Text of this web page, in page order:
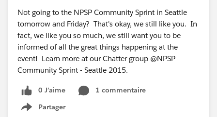
Not going to the NPSP Community Sprint in Seattle
tomorrow and Friday? That's okay, we still like you. In
fact, we like you so much, we still want you to be
informed of all the great things happening at the
event! Learn more at our Chatter group @NPSP
Community Sprint - Seattle 2015.
0 J’aime
1 commentaire
Partager
Show menu